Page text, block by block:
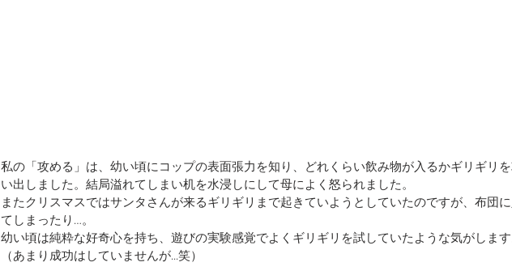
私の「攻める」は、幼い頃にコップの表面張力を知り、どれくらい飲み物が入るかギリギリ
い出しました。結局溢れてしまい机を水浸しにして母によく怒られました。
またクリスマスではサンタさんが来るギリギリまで起きていようとしていたのですが、布団
てしまったり…。
幼い頃は純粋な好奇心を持ち、遊びの実験感覚でよくギリギリを試していたような気がします
（あまり成功はしていませんが...笑）